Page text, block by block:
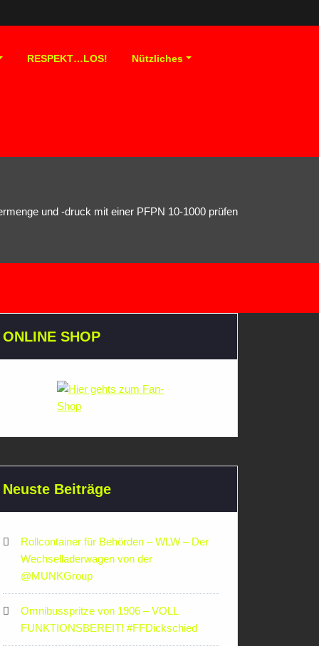
RESPEKT…LOS! Nützliches
und -druck mit einer PFPN 10-1000 prüfen
ONLINE SHOP
Neuste Beiträge
Rollcontainer für Behörden – WLW – Der
Wechselladerwagen von der
‪@MUNKGroup‬
Omnibusspritze von 1906 – VOLL
FUNKTIONSBEREIT! #FFDickschied